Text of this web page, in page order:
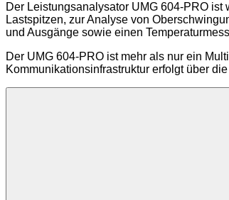
Der Leistungsanalysator UMG 604-PRO
Lastspitzen, zur Analyse von
und Ausgänge sowie einen
Der UMG 604-PRO ist mehr als nur ein
Kommunikationsinfrastruktur erfolgt über